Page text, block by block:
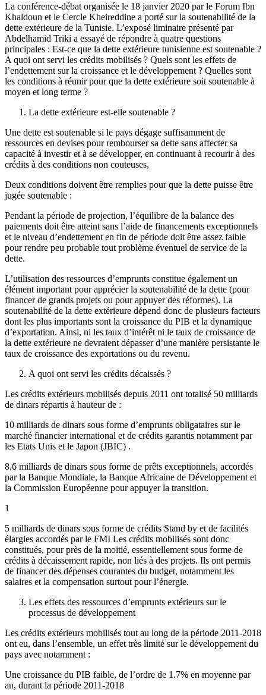
La conférence-débat organisée le 18 janvier 2020 par le Forum Ibn
Khaldoun et le Cercle Kheireddine a porté sur la soutenabilité de la
dette extérieure de la Tunisie. L’exposé liminaire présenté par
Abdelhamid Triki a essayé de répondre à quatre questions
principales : Est-ce que la dette extérieure tunisienne est soutenable ?
A quoi ont servi les crédits mobilisés ? Quels sont les effets de
l’endettement sur la croissance et le développement ? Quelles sont
les conditions à réunir pour que la dette extérieure soit soutenable à
moyen et long terme ?
La dette extérieure est-elle soutenable ?
Une dette est soutenable si le pays dégage suffisamment de
ressources en devises pour rembourser sa dette sans affecter sa
capacité à investir et à se développer, en continuant à recourir à des
crédits à des conditions non couteuses,
Deux conditions doivent être remplies pour que la dette puisse être
jugée soutenable :
Pendant la période de projection, l’équilibre de la balance des
paiements doit être atteint sans l’aide de financements exceptionnels
et le niveau d’endettement en fin de période doit être assez faible
pour rendre peu probable tout problème éventuel de service de la
dette.
L’utilisation des ressources d’emprunts constitue également un
élément important pour apprécier la soutenabilité de la dette (pour
financer de grands projets ou pour appuyer des réformes). La
soutenabilité de la dette extérieure dépend donc de plusieurs facteurs
dont les plus importants sont la croissance du PIB et la dynamique
d’exportation. Ainsi, ni les taux d’intérêt ni le taux de croissance de
la dette extérieure ne devraient dépasser d’une manière persistante le
taux de croissance des exportations ou du revenu.
A quoi ont servi les crédits décaissés ?
Les crédits extérieurs mobilisés depuis 2011 ont totalisé 50 milliards
de dinars répartis à hauteur de :
10 milliards de dinars sous forme d’emprunts obligataires sur le
marché financier international et de crédits garantis notamment par
les Etats Unis et le Japon (JBIC) .
8.6 milliards de dinars sous forme de prêts exceptionnels, accordés
par la Banque Mondiale, la Banque Africaine de Développement et
la Commission Européenne pour appuyer la transition.
1
5 milliards de dinars sous forme de crédits Stand by et de facilités
élargies accordés par le FMI Les crédits mobilisés sont donc
constitués, pour près de la moitié, essentiellement sous forme de
crédits à décaissement rapide, non liés à des projets. Ils ont permis
de financer des dépenses courantes du budget, notamment les
salaires et la compensation surtout pour l’énergie.
Les effets des ressources d’emprunts extérieurs sur le
processus de développement
Les crédits extérieurs mobilisés tout au long de la période 2011-2018
ont eu, dans l’ensemble, un effet très limité sur le développement du
pays avec notamment :
Une croissance du PIB faible, de l’ordre de 1.7% en moyenne par
an, durant la période 2011-2018